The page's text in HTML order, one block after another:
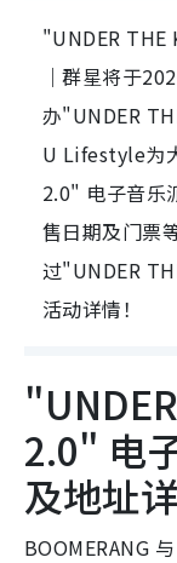
"UNDER THE
｜群星将于
办"UNDER
U Lifestyle为
2.0" 电子音乐
售日期及门票
过"UNDER
活动详情！
2.0" 电
及地址
BOOMERANG